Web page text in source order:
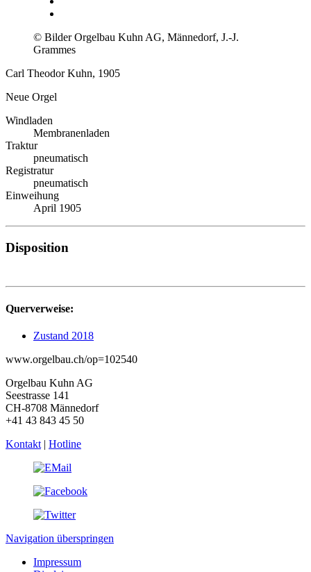
© Bilder Orgelbau Kuhn AG, Männedorf, J.-J.
Grammes
Carl Theodor Kuhn, 1905
Neue Orgel
Windladen
Membranenladen
Traktur
pneumatisch
Registratur
pneumatisch
Einweihung
April 1905
Disposition
Querverweise:
Zustand 2018
www.orgelbau.ch/op=102540
Orgelbau Kuhn AG
Seestrasse 141
CH-8708 Männedorf
+41 43 843 45 50
Kontakt | Hotline
Navigation überspringen
Impressum